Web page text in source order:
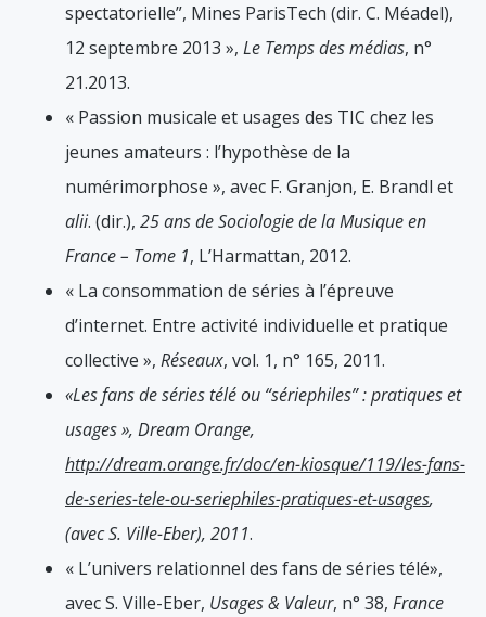
spectatorielle”, Mines ParisTech (dir. C. Méadel),
12 septembre 2013 », Le Temps des médias, n°
21.2013.
« Passion musicale et usages des TIC chez les
jeunes amateurs : l’hypothèse de la
numérimorphose », avec F. Granjon, E. Brandl et
alii. (dir.), 25 ans de Sociologie de la Musique en
France – Tome 1, L’Harmattan, 2012.
« La consommation de séries à l’épreuve
d’internet. Entre activité individuelle et pratique
collective », Réseaux, vol. 1, n° 165, 2011.
«Les fans de séries télé ou “sériephiles” : pratiques et
usages », Dream Orange,
http://dream.orange.fr/doc/en-kiosque/119/les-fans-
de-series-tele-ou-seriephiles-pratiques-et-usages,
(avec S. Ville-Eber), 2011.
« L’univers relationnel des fans de séries télé»,
avec S. Ville-Eber, Usages & Valeur, n° 38, France